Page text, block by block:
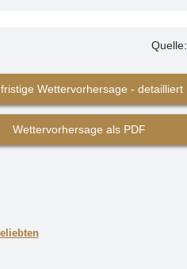
Quelle:
Wettervorhersage - detailliert
Wettervorhersage als PDF